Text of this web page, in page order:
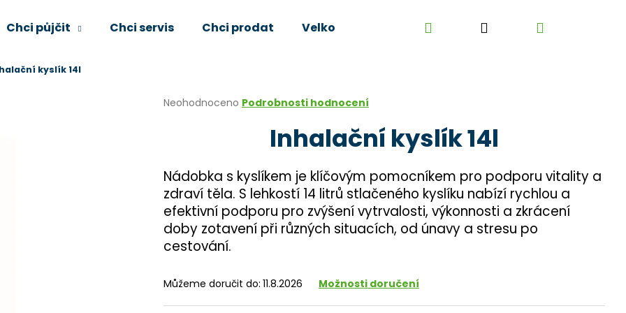
Chci půjčit Chci servis Chci prodat Velkoobchod Kontakt Kariéra
Přihlášení
kyslík 14l
Průměrné
z
5
hvězdiček.
Neohodnoceno Podrobnosti hodnocení
Inhalační kyslík 14l
Nádobka s kyslíkem je klíčovým pomocníkem pro podporu vitality a
zdraví těla. S lehkostí 14 litrů stlačeného kyslíku nabízí rychlou a
efektivní podporu pro zvýšení vytrvalosti, výkonnosti a zkrácení
doby zotavení při různých situacích, od únavy a stresu po
cestování.
Můžeme doručit do: 11.8.2026 Možnosti doručení
Co potřebujete najít?